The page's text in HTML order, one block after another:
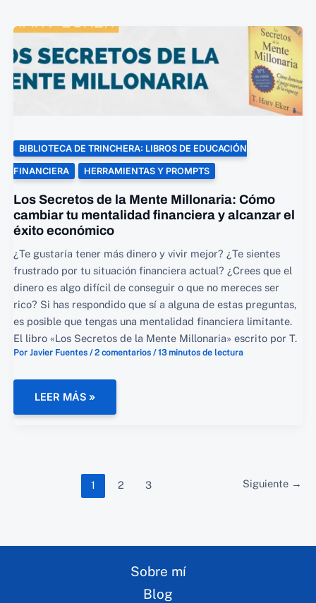
Y
CÓMO
ESCUCHAR
EL
AUDIOLIBRO
GRATIS
EVITALACRISIS.COM
BIBLIOTECA DE TRINCHERA: LIBROS DE EDUCACIÓN
FINANCIERA HERRAMIENTAS Y PROMPTS
Los Secretos de la Mente Millonaria: Cómo
cambiar tu mentalidad financiera y alcanzar el
éxito económico
¿Te gustaría tener más dinero y vivir mejor? ¿Te sientes
frustrado por tu situación financiera actual? ¿Crees que el
dinero es algo difícil de conseguir o que no mereces ser
rico? Si has respondido que sí a alguna de estas preguntas,
es posible que tengas una mentalidad financiera limitante.
El libro «Los Secretos de la Mente Millonaria» escrito por T.
Por Javier Fuentes /2 comentarios /13 minutos de lectura
LOS
DE
MENTALIDAD
FINANCIERA
ECONÓMICO
LEER MÁS »
1 2 3 Siguiente →
Sobre mí
Blog